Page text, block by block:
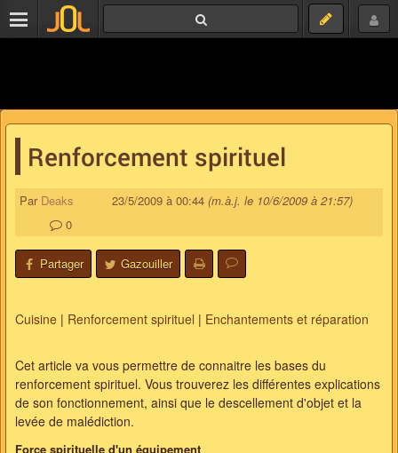
Renforcement spirituel
Par Deaks 23/5/2009 à 00:44 (m.à.j. le 10/6/2009 à 21:57)
0
Partager Gazouiller
Cuisine | Renforcement spirituel | Enchantements et réparation
Cet article va vous permettre de connaitre les bases du
renforcement spirituel. Vous trouverez les différentes explications
de son fonctionnement, ainsi que le descellement d'objet et la
levée de malédiction.
Force spirituelle d'un équipement